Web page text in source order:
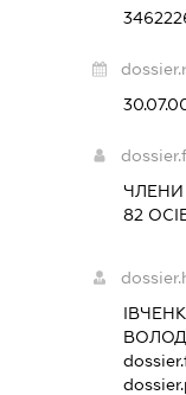
ЧЛЕНИ
82